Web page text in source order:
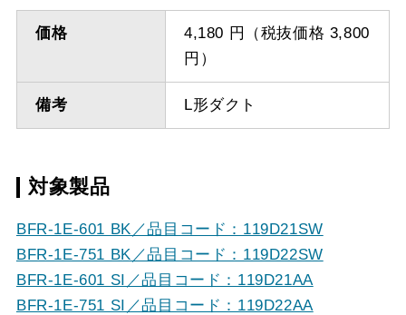
価格
4,180 円（税抜価格 3,800
円）
備考 L形ダクト
対象製品
BFR-1E-601 BK／品目コード：119D21SW
BFR-1E-751 BK／品目コード：119D22SW
BFR-1E-601 SI／品目コード：119D21AA
BFR-1E-751 SI／品目コード：119D22AA